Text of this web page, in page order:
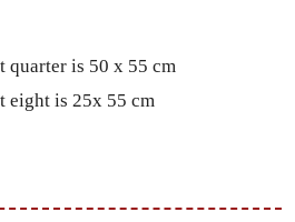
quarter is 50 x 55 cm
eight is 25x 55 cm